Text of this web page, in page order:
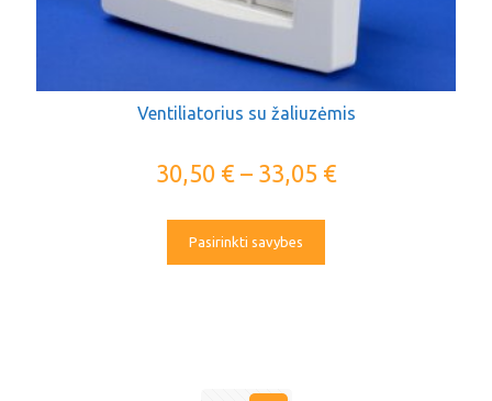
Ventiliatorius su žaliuzėmis
30,50 €– 33,05 €
Pasirinkti savybes